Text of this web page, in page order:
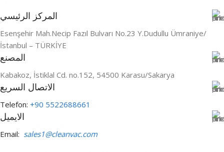
المركز الرئيسي
Esenşehir Mah.Necip Fazıl Bulvarı No.23 Y.Dudullu Ümraniye/
İstanbul – TÜRKİYE
المصنع
Kabakoz, İstiklal Cd. no.152, 54500 Karasu/Sakarya
الاتصال السريع
Telefon: +90 5522688661
الايميل
Email: sales1@cleanvac.com